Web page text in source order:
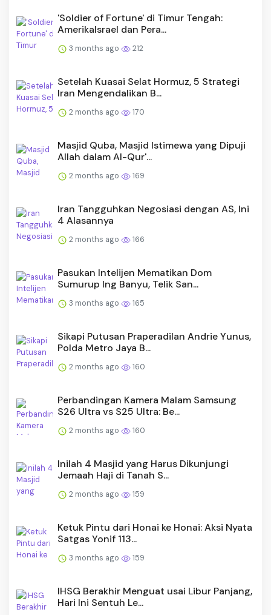
'Soldier of Fortune' di Timur Tengah:
AmerikaIsrael dan Pera...
3 months ago 212
Setelah Kuasai Selat Hormuz, 5 Strategi
Iran Mengendalikan B...
2 months ago 170
Masjid Quba, Masjid Istimewa yang Dipuji
Allah dalam Al-Qur'...
2 months ago 169
Iran Tangguhkan Negosiasi dengan AS, Ini
4 Alasannya
2 months ago 166
Pasukan Intelijen Mematikan Dom
Sumurup Ing Banyu, Telik San...
3 months ago 165
Sikapi Putusan Praperadilan Andrie Yunus,
Polda Metro Jaya B...
2 months ago 160
Perbandingan Kamera Malam Samsung
S26 Ultra vs S25 Ultra: Be...
2 months ago 160
Inilah 4 Masjid yang Harus Dikunjungi
Jemaah Haji di Tanah S...
2 months ago 159
Ketuk Pintu dari Honai ke Honai: Aksi Nyata
Satgas Yonif 113...
3 months ago 159
IHSG Berakhir Menguat usai Libur Panjang,
Hari Ini Sentuh Le...